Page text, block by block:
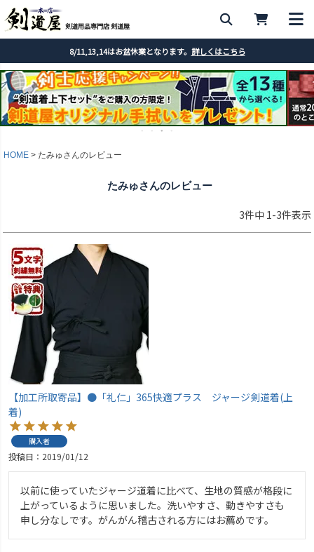
剣道用品専門店 剣道屋
8/11,13,14はお盆休業となります。 詳しくはこちら
HOME たみゅさんのレビュー
たみゅさんのレビュー
3件中 1-3件表示
【加工所取寄品】●「礼仁」365快適プラス ジャージ剣道着(上
着)
購入者
投稿日 2019/01/12
以前に使っていたジャージ道着に比べて、生地の質感が格段に
上がっているように思いました。洗いやすさ、動きやすさも
申し分なしです。がんがん稽古される方にはお薦めです。